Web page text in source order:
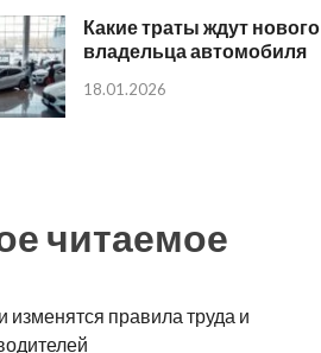
Какие траты ждут нового
владельца автомобиля
18.01.2026
читаемое
изменятся правила труда и